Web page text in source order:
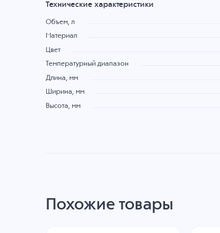
Технические характеристики
Объем, л
Материал
Цвет
Температурный диапазон
Длина, мм
Ширина, мм
Высота, мм
Похожие товары